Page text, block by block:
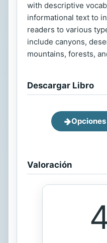
with descriptive
informational text to
readers to various
include canyons,
mountains, forests,
Descargar Libro
Valoración